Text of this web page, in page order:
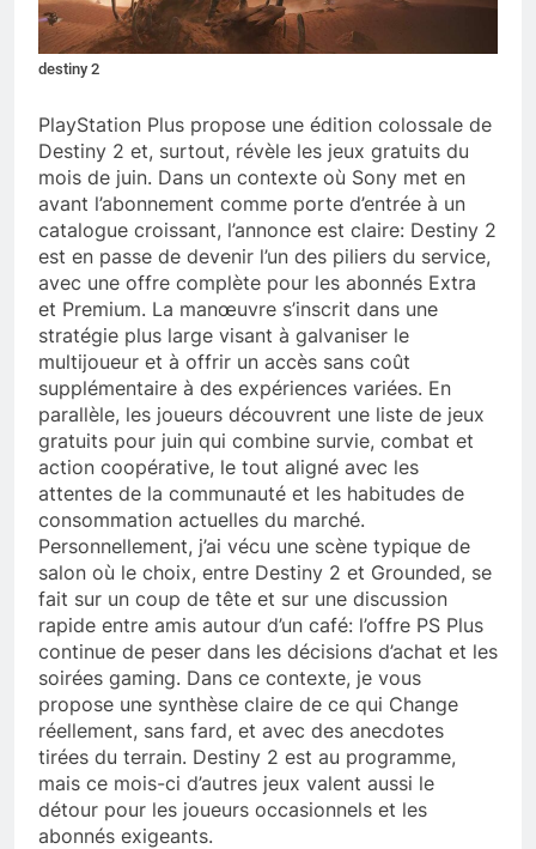
destiny 2
PlayStation Plus propose une édition colossale de
Destiny 2 et, surtout, révèle les jeux gratuits du
mois de juin. Dans un contexte où Sony met en
avant l’abonnement comme porte d’entrée à un
catalogue croissant, l’annonce est claire: Destiny 2
est en passe de devenir l’un des piliers du service,
avec une offre complète pour les abonnés Extra
et Premium. La manœuvre s’inscrit dans une
stratégie plus large visant à galvaniser le
multijoueur et à offrir un accès sans coût
supplémentaire à des expériences variées. En
parallèle, les joueurs découvrent une liste de jeux
gratuits pour juin qui combine survie, combat et
action coopérative, le tout aligné avec les
attentes de la communauté et les habitudes de
consommation actuelles du marché.
Personnellement, j’ai vécu une scène typique de
salon où le choix, entre Destiny 2 et Grounded, se
fait sur un coup de tête et sur une discussion
rapide entre amis autour d’un café: l’offre PS Plus
continue de peser dans les décisions d’achat et les
soirées gaming. Dans ce contexte, je vous
propose une synthèse claire de ce qui Change
réellement, sans fard, et avec des anecdotes
tirées du terrain. Destiny 2 est au programme,
mais ce mois-ci d’autres jeux valent aussi le
détour pour les joueurs occasionnels et les
abonnés exigeants.